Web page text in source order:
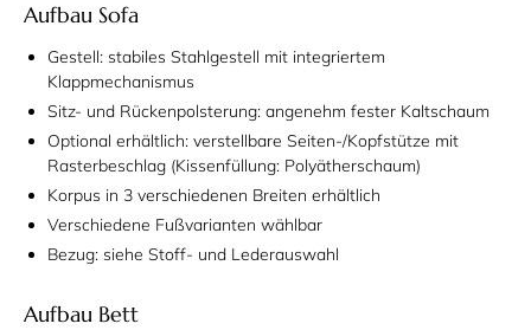
Aufbau Sofa
Gestell: stabiles Stahlgestell mit integriertem
Klappmechanismus
Sitz- und Rückenpolsterung: angenehm fester Kaltschaum
Optional erhältlich: verstellbare Seiten-/Kopfstütze mit
Rasterbeschlag (Kissenfüllung: Polyätherschaum)
Korpus in 3 verschiedenen Breiten erhältlich
Verschiedene Fußvarianten wählbar
Bezug: siehe Stoff- und Lederauswahl
Aufbau Bett